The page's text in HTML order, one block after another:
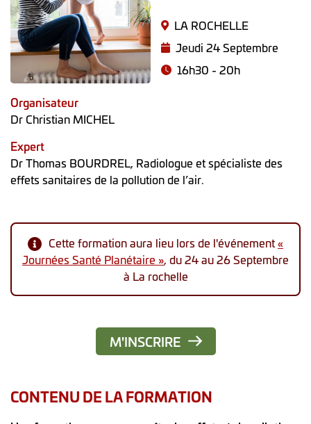
LA ROCHELLE
Jeudi 24 Septembre
16h30 - 20h
Organisateur
Dr Christian MICHEL
Expert
Dr Thomas BOURDREL, Radiologue et spécialiste des
effets sanitaires de la pollution de l’air.
Cette formation aura lieu lors de l'événement«
Journées Santé Planétaire », du 24 au 26 Septembre
à La rochelle
M'INSCRIRE
CONTENU DE LA FORMATION